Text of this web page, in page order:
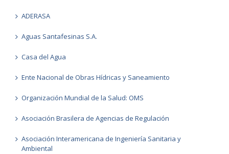
ADERASA
Aguas Santafesinas S.A.
Casa del Agua
Ente Nacional de Obras Hídricas y Saneamiento
Organización Mundial de la Salud: OMS
Asociación Brasilera de Agencias de Regulación
Asociación Interamericana de Ingeniería Sanitaria y
Ambiental